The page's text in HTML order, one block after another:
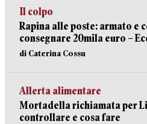
Il colpo
Rapina alle poste: armato e
consegnare 20mila euro –
di Caterina Cossu
Allerta alimentare
Mortadella richiamata per
controllare e cosa fare